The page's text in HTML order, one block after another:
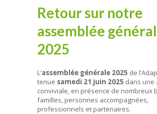
Retour sur notre
assemblée
2025
L’assemblée générale 2025 de
tenue samedi 21 juin 2025 dans une
conviviale, en présence de nombreux
familles, personnes accompagnées,
professionnels et partenaires.